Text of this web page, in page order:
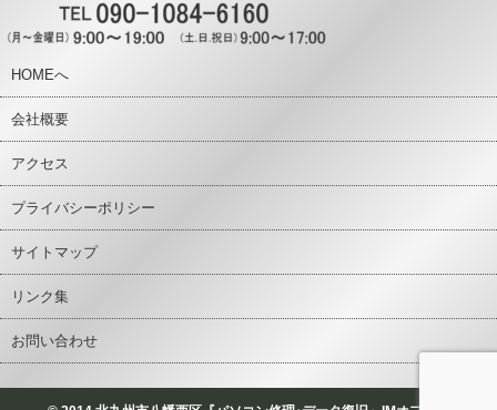
HOMEへ
会社概要
アクセス
プライバシーポリシー
サイトマップ
リンク集
お問い合わせ